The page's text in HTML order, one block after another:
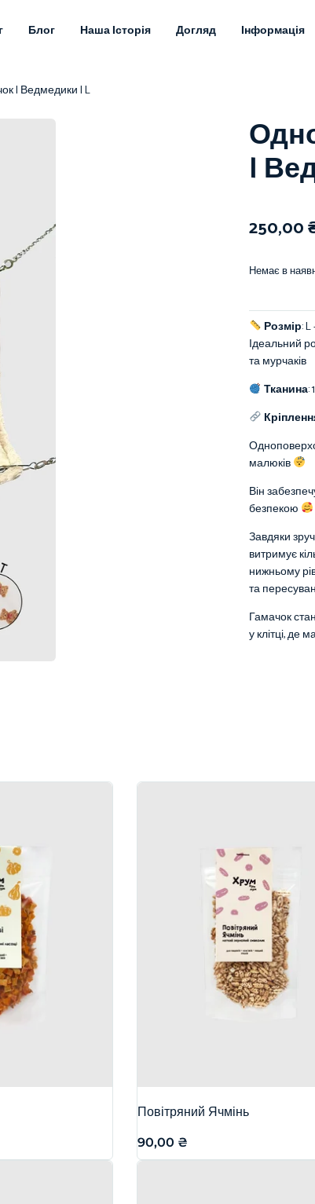
Блог Наша Історія Догляд Інформація
| Ведмедики | L
|
250,00
Немає в
Розмір:
Ідеальний
та мурчаків
Тканина:
малюків
Він
безпекою
Завдяки
витримує
нижньому
та
Гамачок
у клітці, де
Повітряний Ячмінь
90,00 ₴